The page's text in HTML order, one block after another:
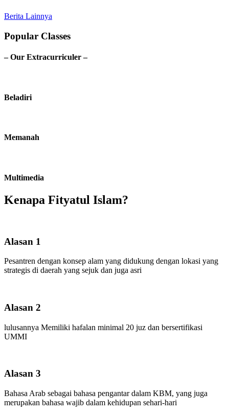
Berita Lainnya
Popular Classes
– Our Extracurriculer –
Beladiri
Memanah
Multimedia
Kenapa Fityatul Islam?
Alasan 1
Pesantren dengan konsep alam yang didukung dengan lokasi yang
strategis di daerah yang sejuk dan juga asri
Alasan 2
lulusannya Memiliki hafalan minimal 20 juz dan bersertifikasi
UMMI
Alasan 3
Bahasa Arab sebagai bahasa pengantar dalam KBM, yang juga
merupakan bahasa wajib dalam kehidupan sehari-hari